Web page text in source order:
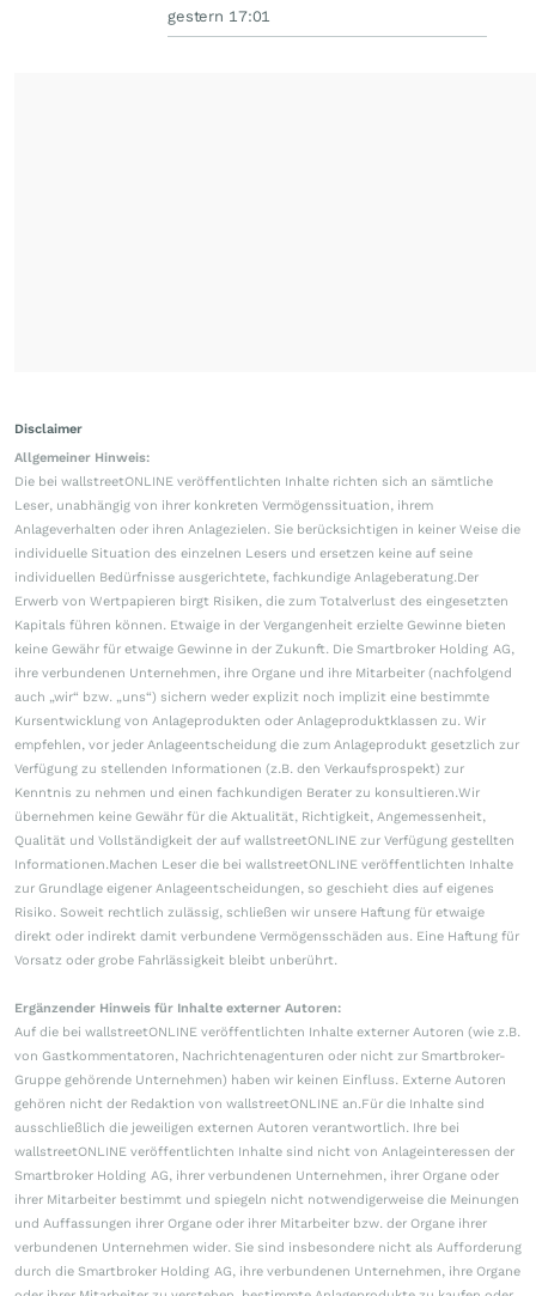
gestern 17:01
Disclaimer
Allgemeiner Hinweis:
Die bei wallstreetONLINE veröffentlichten Inhalte richten sich an sämtliche
Leser, unabhängig von ihrer konkreten Vermögenssituation, ihrem
Anlageverhalten oder ihren Anlagezielen. Sie berücksichtigen in keiner Weise die
individuelle Situation des einzelnen Lesers und ersetzen keine auf seine
individuellen Bedürfnisse ausgerichtete, fachkundige Anlageberatung.Der
Erwerb von Wertpapieren birgt Risiken, die zum Totalverlust des eingesetzten
Kapitals führen können. Etwaige in der Vergangenheit erzielte Gewinne bieten
keine Gewähr für etwaige Gewinne in der Zukunft. Die Smartbroker Holding AG,
ihre verbundenen Unternehmen, ihre Organe und ihre Mitarbeiter (nachfolgend
auch „wir“ bzw. „uns“) sichern weder explizit noch implizit eine bestimmte
Kursentwicklung von Anlageprodukten oder Anlageproduktklassen zu. Wir
empfehlen, vor jeder Anlageentscheidung die zum Anlageprodukt gesetzlich zur
Verfügung zu stellenden Informationen (z.B. den Verkaufsprospekt) zur
Kenntnis zu nehmen und einen fachkundigen Berater zu konsultieren.Wir
übernehmen keine Gewähr für die Aktualität, Richtigkeit, Angemessenheit,
Qualität und Vollständigkeit der auf wallstreetONLINE zur Verfügung gestellten
Informationen.Machen Leser die bei wallstreetONLINE veröffentlichten Inhalte
zur Grundlage eigener Anlageentscheidungen, so geschieht dies auf eigenes
Risiko. Soweit rechtlich zulässig, schließen wir unsere Haftung für etwaige
direkt oder indirekt damit verbundene Vermögensschäden aus. Eine Haftung für
Vorsatz oder grobe Fahrlässigkeit bleibt unberührt.
Ergänzender Hinweis für Inhalte externer Autoren:
Auf die bei wallstreetONLINE veröffentlichten Inhalte externer Autoren (wie z.B.
von Gastkommentatoren, Nachrichtenagenturen oder nicht zur Smartbroker-
Gruppe gehörende Unternehmen) haben wir keinen Einfluss. Externe Autoren
gehören nicht der Redaktion von wallstreetONLINE an.Für die Inhalte sind
ausschließlich die jeweiligen externen Autoren verantwortlich. Ihre bei
wallstreetONLINE veröffentlichten Inhalte sind nicht von Anlageinteressen der
Smartbroker Holding AG, ihrer verbundenen Unternehmen, ihrer Organe oder
ihrer Mitarbeiter bestimmt und spiegeln nicht notwendigerweise die Meinungen
und Auffassungen ihrer Organe oder ihrer Mitarbeiter bzw. der Organe ihrer
verbundenen Unternehmen wider. Sie sind insbesondere nicht als Aufforderung
durch die Smartbroker Holding AG, ihre verbundenen Unternehmen, ihre Organe